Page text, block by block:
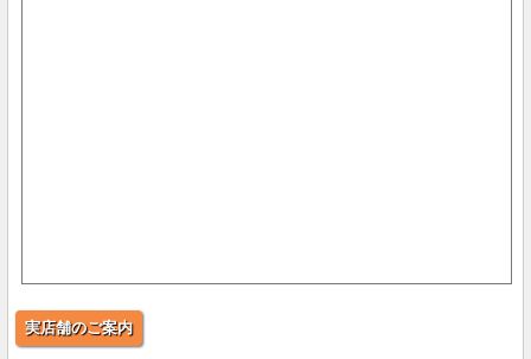
実店舗のご案内